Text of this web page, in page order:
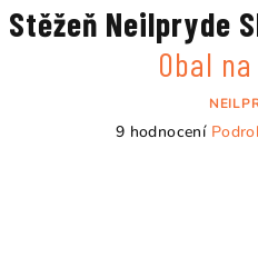
Stěžeň Neilpryde
Obal
Průměrné
9 hodnocení